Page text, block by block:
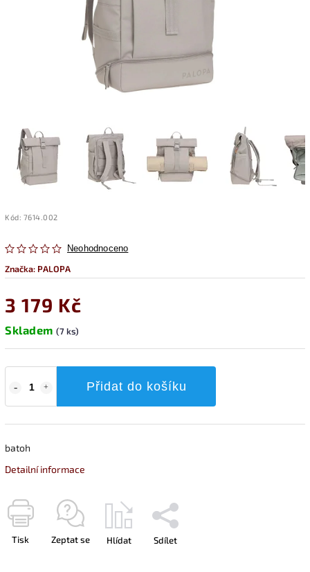
Kód: 7614.002
Neohodnoceno
Značka: PALOPA
3 179 Kč
Skladem (7 ks)
Přidat do košíku
batoh
Detailní informace
Tisk Zeptat se Hlídat Sdílet